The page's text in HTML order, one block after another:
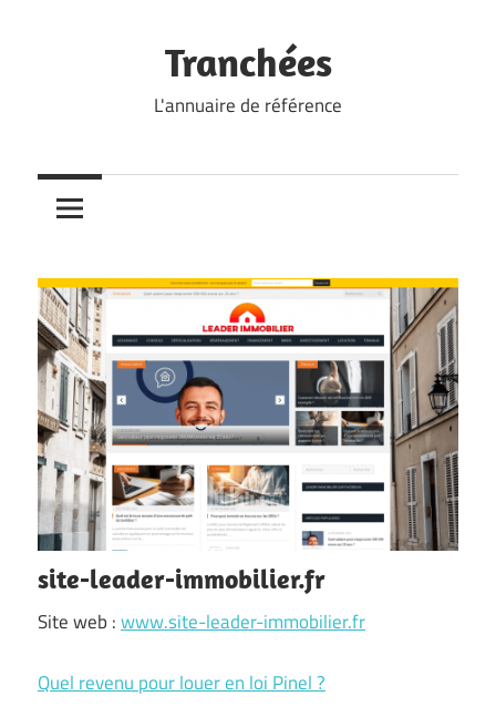
Tranchées
L'annuaire de référence
site-leader-immobilier.fr
Site web :www.site-leader-immobilier.fr
Quel revenu pour louer en loi Pinel ?